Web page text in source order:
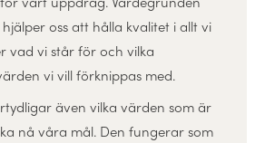
oss att hålla kvalitet i allt vi
vad vi står för och vilka
vi vill förknippas med.
även vilka värden som är
nå våra mål. Den fungerar som